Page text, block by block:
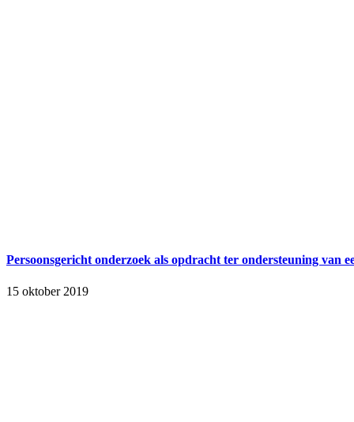
Persoonsgericht onderzoek als opdracht ter ondersteuning van
15 oktober 2019